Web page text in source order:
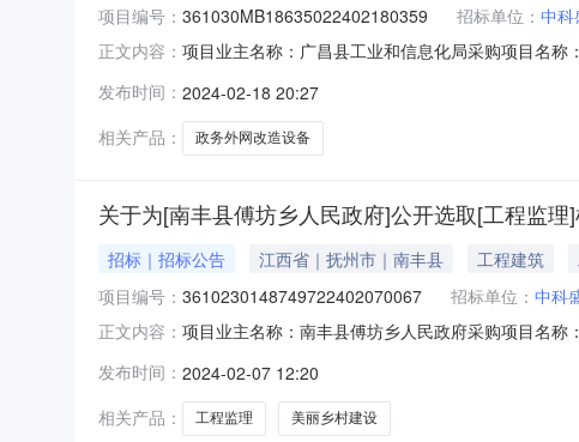
项目编号： 361030MB18635022402180359 招标单位： 中科
正文内容： 项目业主名称：广昌县工业和信息化局采购项目名
备采购项目工程造价预算洽谈时间：3（个工作日）
计集团有限公司,
发布时间： 2024-02-18 20:27
相关产品：
政务外网改造设备
关于为[南丰县傅坊乡人民政府]公开选取[工程监理
招标｜招标公告 江西省｜抚州市｜南丰县 工程建筑
项目编号： 3610230148749722402070067 招标单位： 中科
正文内容： 项目业主名称：南丰县傅坊乡人民政府采购项目名
3（个工作日）签订合同时间：15（个工作日）合同
世设计集团有限公司,优
发布时间： 2024-02-07 12:20
相关产品：
工程监理 美丽乡村建设